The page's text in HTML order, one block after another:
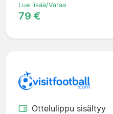
Lue lisää/Varaa
79 €
Ottelulippu sisältyy